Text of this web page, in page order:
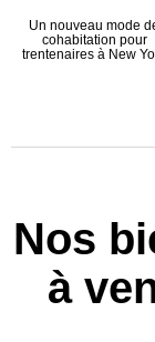
Un nouveau mode
cohabitation pour
trentenaires à New
Nos
à